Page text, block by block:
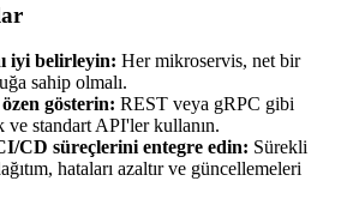
iyi belirleyin: Her mikroservis, net bir
sahip olmalı.
gösterin: REST veya gRPC gibi
ve standart API'ler kullanın.
CD süreçlerini entegre edin: Sürekli
hataları azaltır ve güncellemeleri